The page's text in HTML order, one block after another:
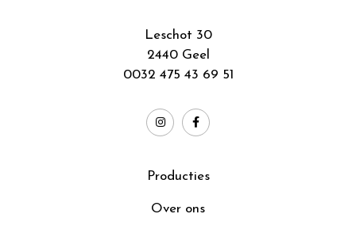
Leschot 30
2440 Geel
0032 475 43 69 51
Producties
Over ons